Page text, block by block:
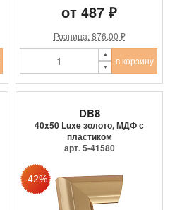
от 487 ₽
Розница: 876.00 ₽
в корзину
DB8
40x50 Luxe золото, МДФ с
пластиком
арт. 5-41580